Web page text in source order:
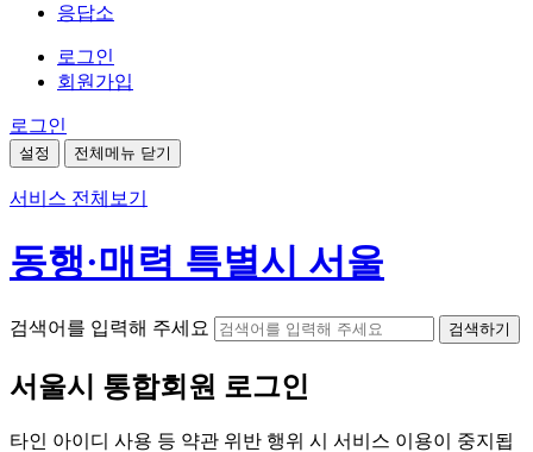
응답소
로그인
회원가입
로그인
설정 전체메뉴 닫기
서비스 전체보기
동행·매력 특별시 서울
검색어를 입력해 주세요 검색하기
서울시 통합회원 로그인
타인 아이디 사용 등 약관 위반 행위 시 서비스 이용이 중지됩